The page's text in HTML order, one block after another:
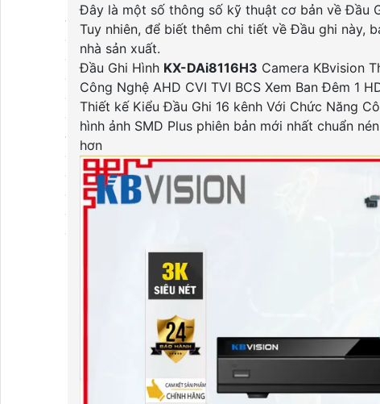
Đầu Ghi Camera
Đầu Ghi Dahua
Đầu Ghi Hikvision
Đầu Ghi Kbvision
Đầu Ghi Vantech
Đầu Ghi Wifi
Đầu Ghi Số Kênh
Đầu Ghi 4 Kênh
Đầu Ghi 8 Kênh
Đầu Ghi 16 Kênh
Máy Chấm Công
Máy Chấm Công
Máy Chấm Công Hikvision
Máy Chấm Công Kbvision
Đây là một số thông số kỹ thuật cơ bản về Đầu
Tuy nhiên, để biết thêm chi tiết về Đầu ghi này,
nhà sản xuất.
Đầu Ghi Hình KX-DAi8116H3 Camera KBvision
Công Nghệ AHD CVI TVI BCS Xem Ban Đêm 1
Thiết kế Kiểu Đầu Ghi 16 kênh Với Chức Năng
hình ảnh SMD Plus phiên bản mới nhất chuẩn
hơn